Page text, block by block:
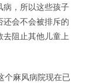
病，所以这些孩子
会不会被排斥的
阻止其他儿童上
个麻风病院现在已